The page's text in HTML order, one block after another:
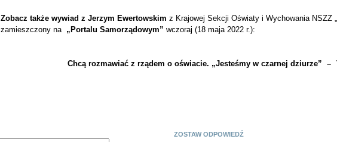
Zobacz także wywiad z Jerzym Ewertowskim z Krajowej Sekcji Oświaty i Wychowania NSZZ
zamieszczony na „Portalu Samorządowym” wczoraj (18 maja 2022 r.):
Chcą rozmawiać z rządem o oświacie. „Jesteśmy w czarnej dziurze” –
ZOSTAW ODPOWIEDŹ